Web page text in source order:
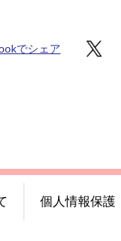
でシェア
個人情報保護